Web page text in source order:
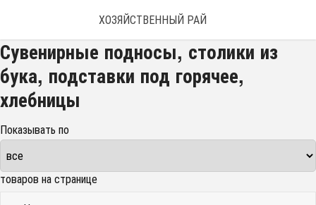
ХОЗЯЙСТВЕННЫЙ РАЙ
Сувенирные подносы, столики из
бука, подставки под горячее,
хлебницы
Показывать по
товаров на странице